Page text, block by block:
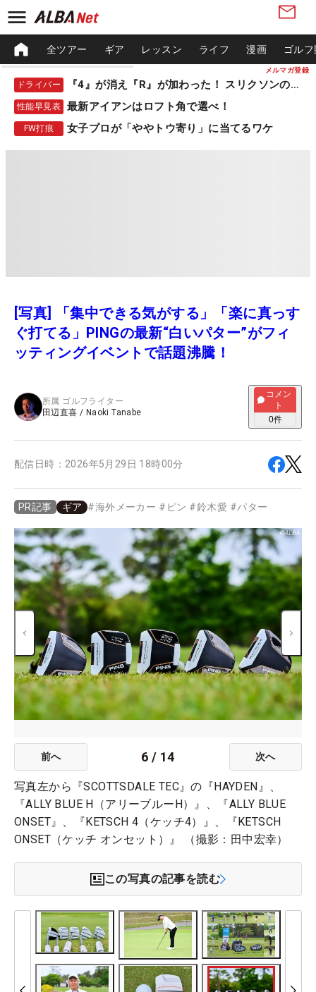
メルマガ登録
全ツアー ギア レッスン ライフ 漫画 ゴル
ドライバー 『4』が消え『R』が加わった！ スリクソンの新作
性能早見表 最新アイアンはロフト角で選べ！
FW打痕 女子プロが「ややトウ寄り」に当てるワケ
[写真] 「集中できる気がする」「楽に真っす
ぐ打てる」PINGの最新“白いパター”がフィ
ッティングイベントで話題沸騰！
所属 ゴルフライター
田辺直喜 / Naoki Tanabe
コメン
ト
0件
配信日時： 2026年5月29日 18時00分
PR記事 ギア #海外メーカー # ピン #鈴木愛 #パター
前へ 6 / 14 次へ
写真左から『SCOTTSDALE TEC』の『HAYDEN』、
『ALLY BLUE H（アリーブルーH）』、『ALLY BLUE
ONSET』、『KETSCH 4（ケッチ4）』、『KETSCH
ONSET（ケッチ オンセット）』 （撮影：田中宏幸）
この写真の記事を読む